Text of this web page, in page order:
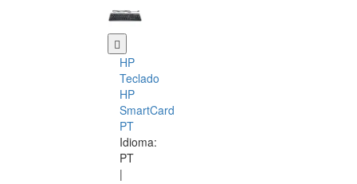
HP
Teclado
HP
SmartCard
PT
Idioma:
PT
|